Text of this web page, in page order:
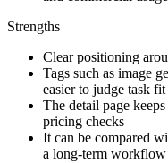
Strengths
Clear positioning
Tags such as image
easier to judge task fit
The detail page
pricing checks
It can be compared
a long-term workflow